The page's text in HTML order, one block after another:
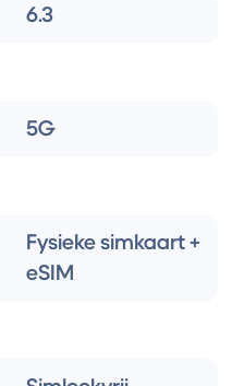
6.3
5G
Fysieke simkaart +
eSIM